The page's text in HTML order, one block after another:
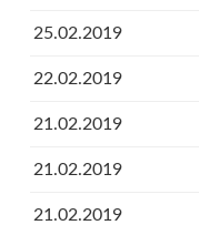
25.02.2019
22.02.2019
21.02.2019
21.02.2019
21.02.2019